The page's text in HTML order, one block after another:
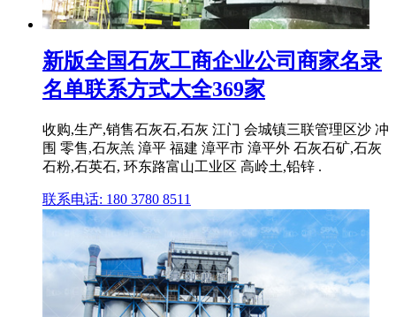
新版全国石灰工商企业公司商家名录
名单联系方式大全369家
收购,生产,销售石灰石,石灰 江门 会城镇三联管理区沙 冲
围 零售,石灰羔 漳平 福建 漳平市 漳平外 石灰石矿,石灰
石粉,石英石, 环东路富山工业区 高岭土,铅锌 .
联系电话: 180 3780 8511